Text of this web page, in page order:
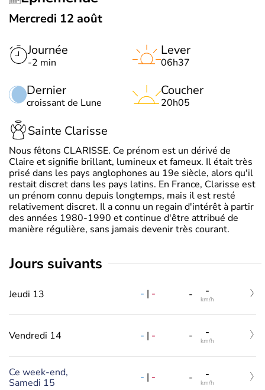
Mercredi 12 août
Journée
-2 min
Dernier
croissant de Lune
Lever
06h37
Coucher
20h05
Sainte Clarisse
Nous fêtons CLARISSE. Ce prénom est un dérivé de
Claire et signifie brillant, lumineux et fameux. Il était très
prisé dans les pays anglophones au 19e siècle, alors qu'il
restait discret dans les pays latins. En France, Clarisse est
un prénom connu depuis longtemps, mais il est resté
relativement discret. Il a connu un regain d'intérêt à partir
des années 1980-1990 et continue d'être attribué de
manière régulière, sans jamais devenir très courant.
jours suivants
Jeudi 13 - | - - -
km/h
Vendredi 14 - | - - -
km/h
Ce week-end,
Samedi 15
- | - - -
km/h